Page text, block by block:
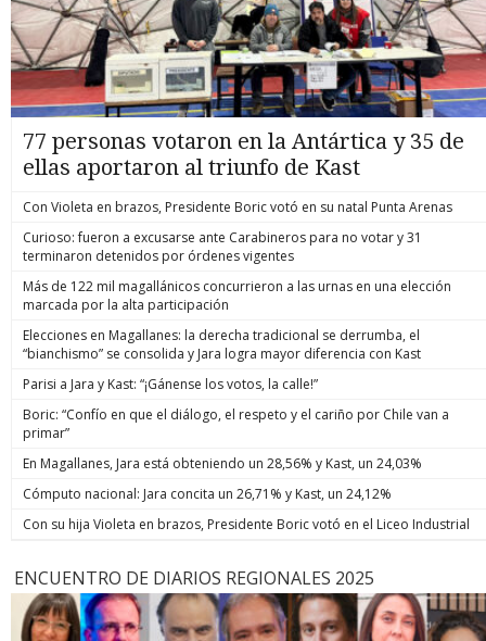
77 personas votaron en la Antártica y 35 de
ellas aportaron al triunfo de Kast
Con Violeta en brazos, Presidente Boric votó en su natal Punta Arenas
Curioso: fueron a excusarse ante Carabineros para no votar y 31
terminaron detenidos por órdenes vigentes
Más de 122 mil magallánicos concurrieron a las urnas en una elección
marcada por la alta participación
Elecciones en Magallanes: la derecha tradicional se derrumba, el
“bianchismo” se consolida y Jara logra mayor diferencia con Kast
Parisi a Jara y Kast: “¡Gánense los votos, la calle!”
Boric: “Confío en que el diálogo, el respeto y el cariño por Chile van a
primar”
En Magallanes, Jara está obteniendo un 28,56% y Kast, un 24,03%
Cómputo nacional: Jara concita un 26,71% y Kast, un 24,12%
Con su hija Violeta en brazos, Presidente Boric votó en el Liceo Industrial
ENCUENTRO DE DIARIOS REGIONALES 2025